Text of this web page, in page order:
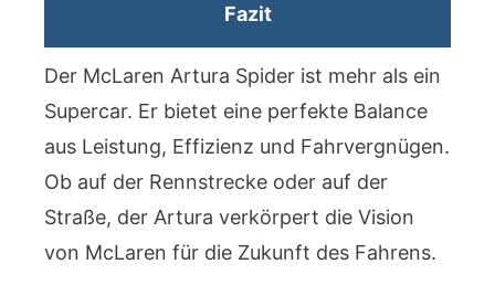
Fazit
Der McLaren Artura Spider ist mehr als ein
Supercar. Er bietet eine perfekte Balance
aus Leistung, Effizienz und Fahrvergnügen.
Ob auf der Rennstrecke oder auf der
Straße, der Artura verkörpert die Vision
von McLaren für die Zukunft des Fahrens.